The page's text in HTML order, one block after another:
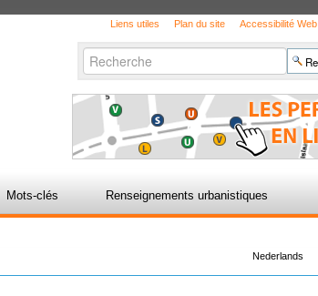
Liens utiles Plan du site Accessibilité Web
Chercher par
avancée…
Mots-clés Renseignements urbanistiques
Nederlands